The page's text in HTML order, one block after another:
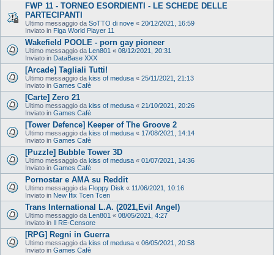
FWP 11 - TORNEO ESORDIENTI - LE SCHEDE DELLE
PARTECIPANTI
Ultimo messaggio da SoTTO di nove « 20/12/2021, 16:59
Inviato in Figa World Player 11
Wakefield POOLE - porn gay pioneer
Ultimo messaggio da Len801 « 08/12/2021, 20:31
Inviato in DataBase XXX
[Arcade] Tagliali Tutti!
Ultimo messaggio da kiss of medusa « 25/11/2021, 21:13
Inviato in Games Cafè
[Carte] Zero 21
Ultimo messaggio da kiss of medusa « 21/10/2021, 20:26
Inviato in Games Cafè
[Tower Defence] Keeper of The Groove 2
Ultimo messaggio da kiss of medusa « 17/08/2021, 14:14
Inviato in Games Cafè
[Puzzle] Bubble Tower 3D
Ultimo messaggio da kiss of medusa « 01/07/2021, 14:36
Inviato in Games Cafè
Pornostar e AMA su Reddit
Ultimo messaggio da Floppy Disk « 11/06/2021, 10:16
Inviato in New Ifix Tcen Tcen
Trans International L.A. (2021,Evil Angel)
Ultimo messaggio da Len801 « 08/05/2021, 4:27
Inviato in Il RE-Censore
[RPG] Regni in Guerra
Ultimo messaggio da kiss of medusa « 06/05/2021, 20:58
Inviato in Games Cafè